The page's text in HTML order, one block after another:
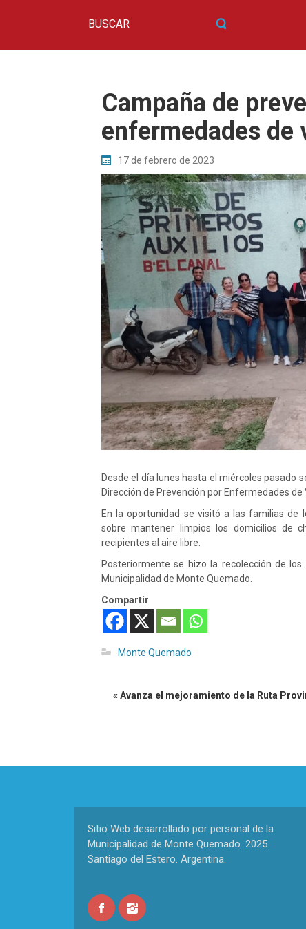
Campaña de
enfermedades de
17 de febrero de 2023
Desde el día lunes hasta el miércoles pasado
Dirección de Prevención por Enfermedades de
En la oportunidad se visitó a las familias de
sobre mantener limpios los domicilios de
recipientes al aire libre.
Posteriormente se hizo la recolección de
Municipalidad de Monte Quemado.
Compartir
Monte Quemado
« Avanza el mejoramiento de la Ruta
Sitio Web desarrollado por personal de la
Municipalidad de Monte Quemado. 2025.
Santiago del Estero. Argentina.